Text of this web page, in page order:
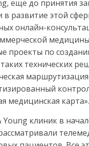
еще до принятия
развитие этой
онлайн-
проекты по
технических
медицинская карта».
клиник в